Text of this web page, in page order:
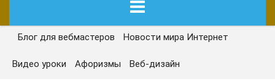
ГЛАВНАЯ
СЕГОДНЯ
Блог для вебмастеров Новости мира Интернет
Видео уроки Афоризмы Веб-дизайн